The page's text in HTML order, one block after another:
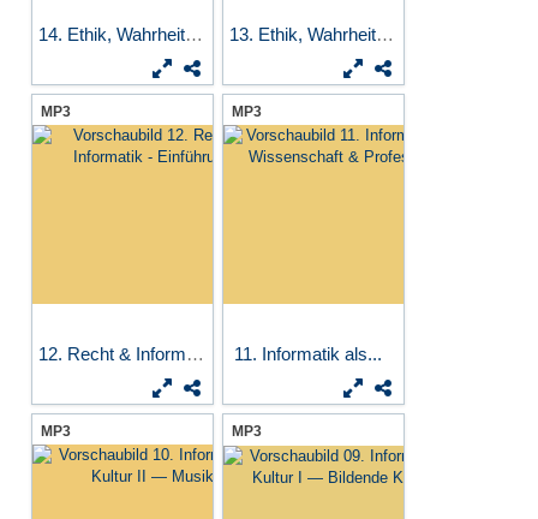
14. Ethik, Wahrheit, Recht II 13. Ethik, Wahrheit, Recht I
MP3
12. Recht & Informatik -...
MP3
11. Informatik als...
MP3 MP3